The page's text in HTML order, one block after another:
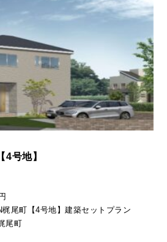
4号地】
梶尾町【4号地】建築セットプラン
尾町